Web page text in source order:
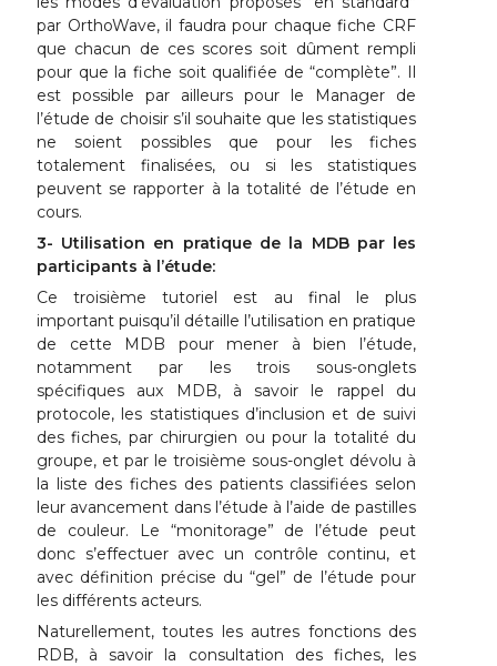
par OrthoWave, il faudra pour chaque fiche CRF
que chacun de ces scores soit dûment rempli
pour que la fiche soit qualifiée de “complète”. Il
est possible par ailleurs pour le Manager de
l’étude de choisir s’il souhaite que les statistiques
ne soient possibles que pour les fiches
totalement finalisées, ou si les statistiques
peuvent se rapporter à la totalité de l’étude en
cours.
3- Utilisation en pratique de la MDB par les
participants à l’étude:
Ce troisième tutoriel est au final le plus
important puisqu’il détaille l’utilisation en pratique
de cette MDB pour mener à bien l’étude,
notamment par les trois sous-onglets
spécifiques aux MDB, à savoir le rappel du
protocole, les statistiques d’inclusion et de suivi
des fiches, par chirurgien ou pour la totalité du
groupe, et par le troisième sous-onglet dévolu à
la liste des fiches des patients classifiées selon
leur avancement dans l’étude à l’aide de pastilles
de couleur. Le “monitorage” de l’étude peut
donc s’effectuer avec un contrôle continu, et
avec définition précise du “gel” de l’étude pour
les différents acteurs.
Naturellement, toutes les autres fonctions des
RDB, à savoir la consultation des fiches, les